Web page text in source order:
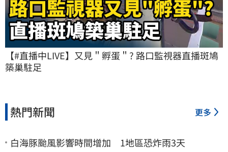
【#直播中LIVE】又見＂孵蛋＂? 路口監視器直播斑鳩
築巢駐足
熱門新聞 更多
白海豚颱風影響時間增加 1地區恐炸雨3天